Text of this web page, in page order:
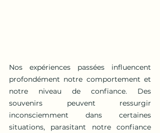
Nos expériences passées influencent
profondément notre comportement et
notre niveau de confiance. Des
souvenirs peuvent ressurgir
inconsciemment dans certaines
situations, parasitant notre confiance